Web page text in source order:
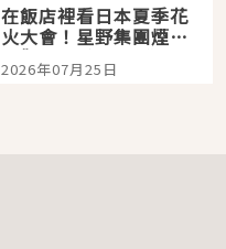
在飯店裡看日本夏季花
火大會！星野集團煙火
景觀飯店6選，讓你不用
人擠人悠閒欣賞
2026年07月25日